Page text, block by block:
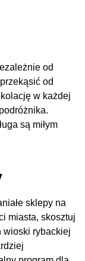
od
od
w każdej
są miłym
sklepy na
miasta, skosztuj
wioski rybackiej